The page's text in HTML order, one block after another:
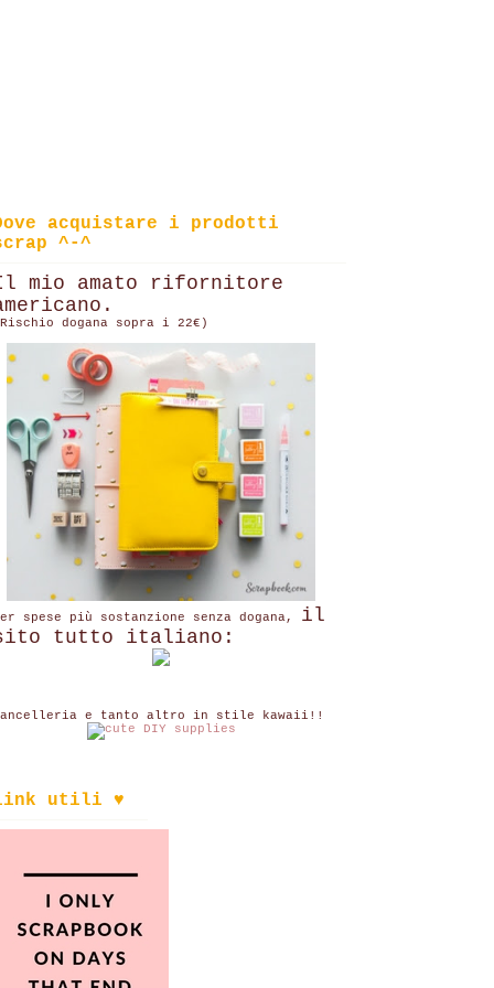
acquistare i prodotti
^-^
mio amato rifornitore
dogana sopra i 22€)
spese più sostanzione senza dogana, il
tutto italiano:
e tanto altro in stile kawaii!!
utili ♥